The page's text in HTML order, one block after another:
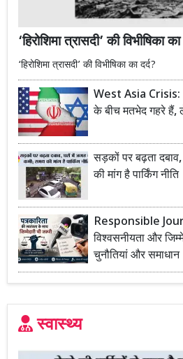
‘हिरोशिमा त्रासदी’ की विभीषिका
‘हिरोशिमा त्रासदी’ की विभीषिका का दर्द?
West Asia Crisis:
के बीच मतभेद गहरे हैं,
सड़कों पर बढ़ता
की मांग है पार्किंग नीति
Responsible
विश्वसनीयता और
चुनौतियां और समाधान
स्वास्थ्य